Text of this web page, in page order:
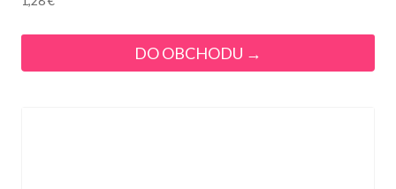
DO OBCHODU →